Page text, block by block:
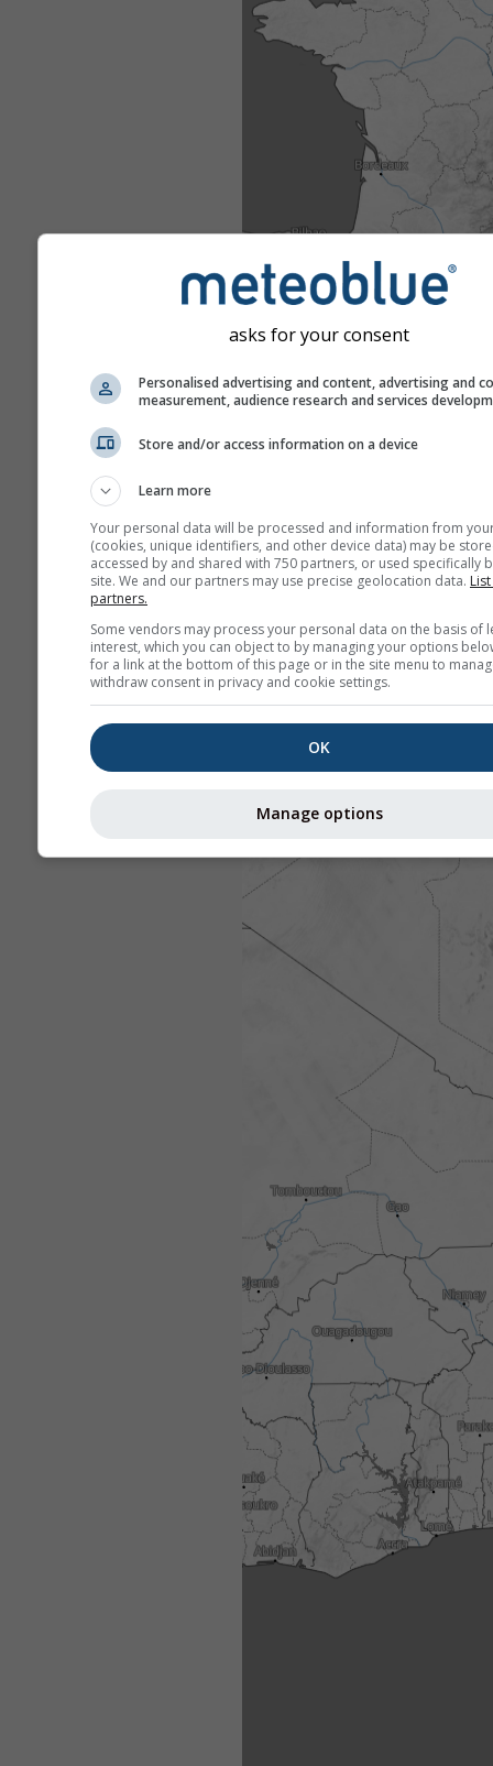
asks for your consent
Personalised advertising and content, advertising and
measurement, audience research and services
Store and/or access information on a device
Learn more
Your personal data will be processed and information from
(cookies, unique identifiers, and other device data) may be
accessed by and shared with 750 partners, or used specifically
site. We and our partners may use precise geolocation data.
partners.
Some vendors may process your personal data on the basis of
interest, which you can object to by managing your options
for a link at the bottom of this page or in the site menu to
withdraw consent in privacy and cookie settings.
OK
Manage options